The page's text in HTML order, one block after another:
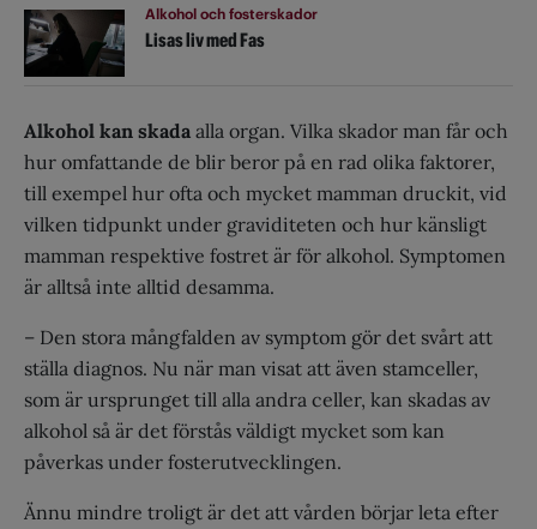
Alkohol och fosterskador
Lisas liv med Fas
Alkohol kan skada alla organ. Vilka skador man får och
hur omfattande de blir beror på en rad olika faktorer,
till exempel hur ofta och mycket mamman druckit, vid
vilken tidpunkt under graviditeten och hur känsligt
mamman respektive fostret är för alkohol. Symptomen
är alltså inte alltid desamma.
– Den stora mångfalden av symptom gör det svårt att
ställa diagnos. Nu när man visat att även stamceller,
som är ursprunget till alla andra celler, kan skadas av
alkohol så är det förstås väldigt mycket som kan
påverkas under fosterutvecklingen.
Ännu mindre troligt är det att vården börjar leta efter